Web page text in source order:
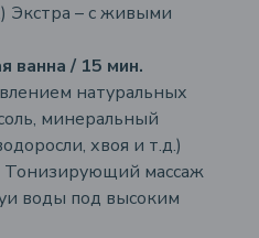
Экстра – с живыми
ванна / 15 мин.
натуральных
минеральный
хвоя и т.д.)
Тонизирующий массаж
воды под высоким